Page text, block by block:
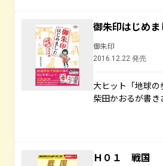
御朱印はじめ
御朱印
2016.12.22 発売
大ヒット「地球
柴田かおるが書き
Ｈ０１ 戦国